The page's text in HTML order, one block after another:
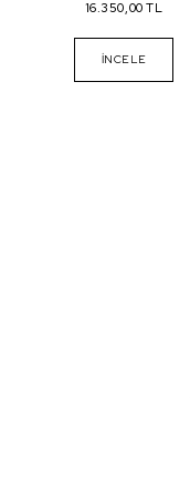
16.350,00 TL
İNCELE